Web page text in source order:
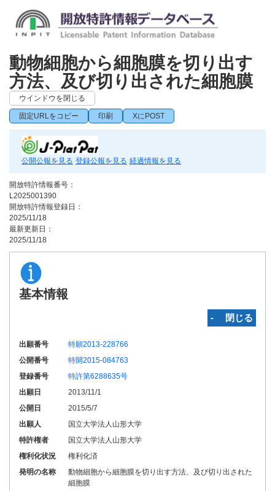
動物細胞から細胞膜を切り出す
方法、及び切り出された細胞膜
ウインドウを閉じる
固定URLをコピー 印刷 XにPOST
公開公報を見る 登録公報を見る 経過情報を見る
開放特許情報番号：
L2025001390
開放特許情報登録日：
2025/11/18
最新更新日：
2025/11/18
基本情報
‐ 閉じる
出願番号
特願2013-228766
公開番号
特開2015-084763
登録番号
特許第6288635号
出願日
2013/11/1
公開日
2015/5/7
出願人
国立大学法人山形大学
特許権者
国立大学法人山形大学
権利化状況
権利化済
発明の名称
動物細胞から細胞膜を切り出す方法、及び切り出された
細胞膜